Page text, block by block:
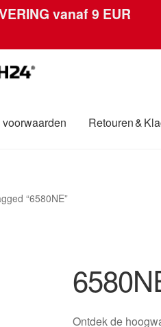
vanaf 9 EUR
Retouren &
verzending
“6580NE”
Ontdek de